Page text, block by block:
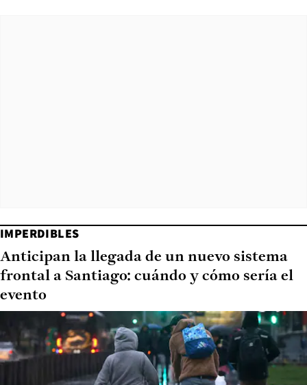
IMPERDIBLES
Anticipan la llegada de un nuevo sistema
frontal a Santiago: cuándo y cómo sería el
evento